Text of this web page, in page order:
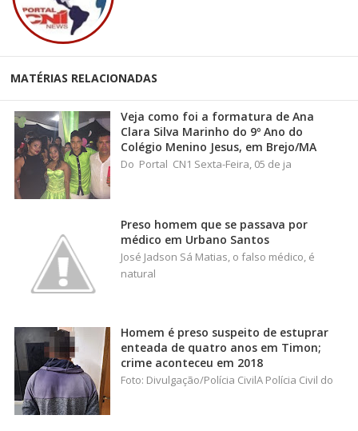
MATÉRIAS RELACIONADAS
Veja como foi a formatura de Ana
Clara Silva Marinho do 9º Ano do
Colégio Menino Jesus, em Brejo/MA
Do Portal CN1 Sexta-Feira, 05 de ja
Preso homem que se passava por
médico em Urbano Santos
José Jadson Sá Matias, o falso médico, é
natural
Homem é preso suspeito de estuprar
enteada de quatro anos em Timon;
crime aconteceu em 2018
Foto: Divulgação/Polícia CivilA Polícia Civil do